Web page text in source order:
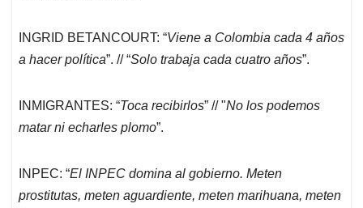
INGRID BETANCOURT: “Viene a Colombia cada 4 años
a hacer política”. // “Solo trabaja cada cuatro años”.
INMIGRANTES: “Toca recibirlos” // "No los podemos
matar ni echarles plomo”.
INPEC: “El INPEC domina al gobierno. Meten
prostitutas, meten aguardiente, meten marihuana, meten